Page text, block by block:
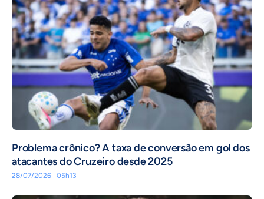
Problema crônico? A taxa de conversão em gol dos
atacantes do Cruzeiro desde 2025
28/07/2026 · 05h13